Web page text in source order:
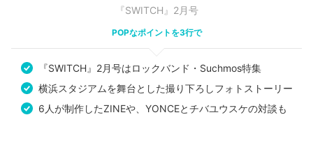
『SWITCH』2月号
POPなポイントを3行で
『SWITCH』2月号はロックバンド・Suchmos特集
横浜スタジアムを舞台とした撮り下ろしフォトストーリー
6人が制作したZINEや、YONCEとチバユウスケの対談も